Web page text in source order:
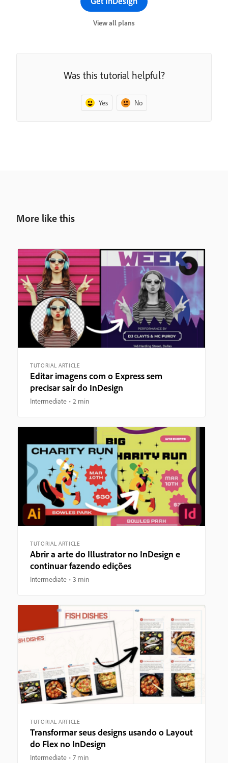
View all plans
Was this tutorial helpful?
Yes No
More like this
TUTORIAL ARTICLE
Editar imagens com o Express sem
precisar sair do InDesign
Intermediate 2 min
TUTORIAL ARTICLE
Abrir a arte do Illustrator no InDesign e
continuar fazendo edições
Intermediate 3 min
TUTORIAL ARTICLE
Transformar seus designs usando o Layout
do Flex no InDesign
Intermediate 7 min